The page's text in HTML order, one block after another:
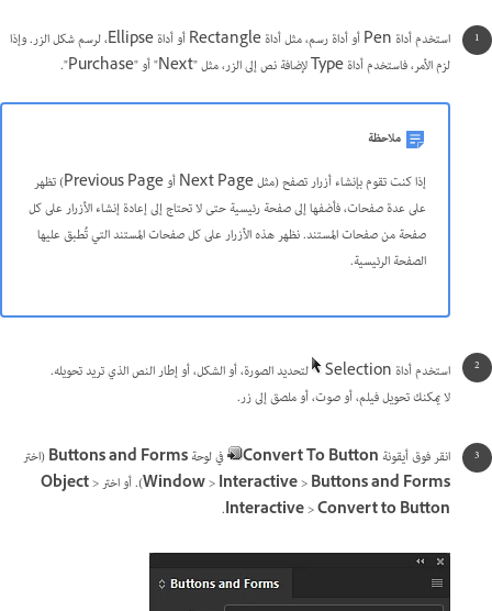
استخدم أداة Pen أو أداة رسم، مثل أداة Rectangle أو أداة Ellipse، لرسم شكل الزر. وإذا
لزم الأمر، فاستخدم أداة Type لإضافة نص إلى الزر، مثل "Next" أو "Purchase".
ملاحظة
إذا كنت تقوم بإنشاء أزرار تصفح (مثل Next Page أو Previous Page) تظهر
على عدة صفحات، فأضفها إلى صفحة رئيسية حتى لا تحتاج إلى إعادة إنشاء الأزرار على كل
صفحة من صفحات المستند. نظهر هذه الأزرار على كل صفحات المستند التي تُطبق عليها
الصفحة الرئيسية.
استخدم أداة Selection
لتحديد الصورة، أو الشكل، أو إطار النص الذي تريد تحويله.
لا يمكنك تحويل فيلم، أو صوت، أو ملصق إلى زر.
انقر فوق أيقونةConvert To Button في لوحةButtons and Forms(اختر
Window>Interactive>Buttons and Forms ). أو اختر Object>
Interactive>Convert to Button
.